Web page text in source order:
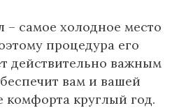
– самое холодное место
процедура его
действительно важным
вам и вашей
круглый год.